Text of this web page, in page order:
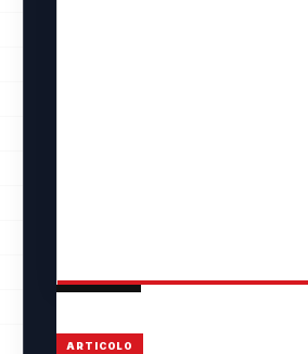
ARTICOLO